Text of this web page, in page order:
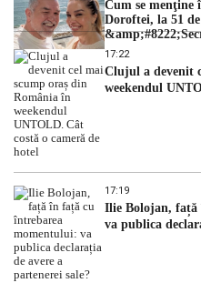
Cum se menţine
Doroftei, la 51
dezvăluit
17:22
Clujul a devenit
weekendul
17:19
Ilie Bolojan, față
va publica